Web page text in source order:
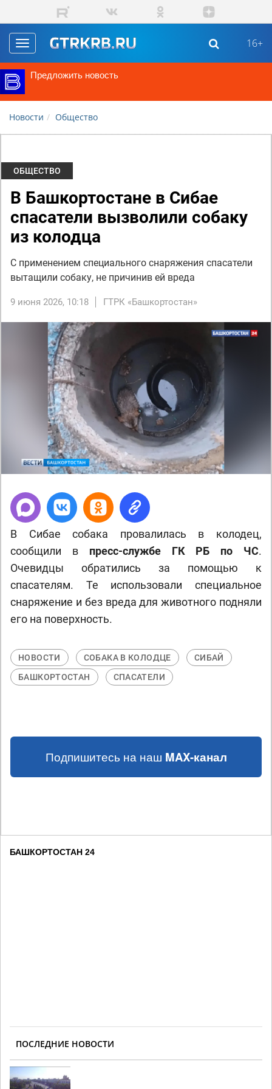
Перейти к основному содержанию
Toggle
navigation
16+
Предложить новость
Новости Общество
ОБЩЕСТВО
В Башкортостане в Сибае
спасатели вызволили собаку
из колодца
С применением специального снаряжения спасатели
вытащили собаку, не причинив ей вреда
9 июня 2026, 10:18 ГТРК «Башкортостан»
В Сибае собака провалилась в колодец,
сообщили в пресс-службе ГК РБ по ЧС.
Очевидцы обратились за помощью к
спасателям. Те использовали специальное
снаряжение и без вреда для животного подняли
его на поверхность.
НОВОСТИ СОБАКА В КОЛОДЦЕ
СИБАЙ
БАШКОРТОСТАН
СПАСАТЕЛИ
Подпишитесь на наш MAX-канал
БАШКОРТОСТАН 24
ПОСЛЕДНИЕ НОВОСТИ